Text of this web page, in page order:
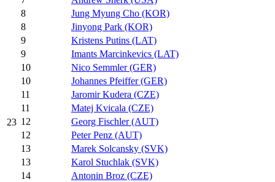
23
8
Jung Myung Cho (KOR)
8
Jinyong Park (KOR)
9
Kristens Putins (LAT)
9
Imants Marcinkevics (LAT)
10
Nico Semmler (GER)
10
Johannes Pfeiffer (GER)
11
Jaromir Kudera (CZE)
11
Matej Kvicala (CZE)
12
Georg Fischler (AUT)
12
Peter Penz (AUT)
13
Marek Solcansky (SVK)
13
Karol Stuchlak (SVK)
14
Antonin Broz (CZE)